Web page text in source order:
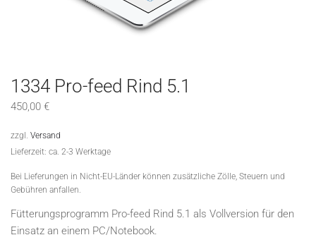
1334 Pro-feed Rind 5.1
450,00 €
zzgl. Versand
Lieferzeit: ca. 2-3 Werktage
Bei Lieferungen in Nicht-EU-Länder können zusätzliche Zölle, Steuern und
Gebühren anfallen.
Fütterungsprogramm Pro-feed Rind 5.1 als Vollversion für den
Einsatz an einem PC/Notebook.